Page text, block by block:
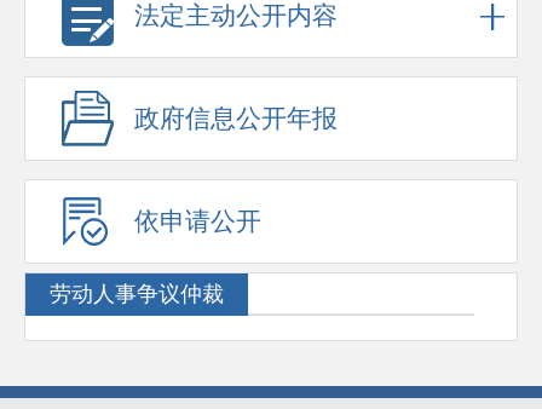
法定主动公开内容
政府信息公开年报
依申请公开
劳动人事争议仲裁